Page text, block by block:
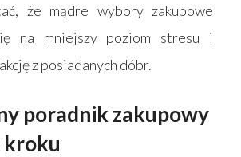
że mądre wybory zakupowe
na mniejszy poziom stresu i
z posiadanych dóbr.
poradnik zakupowy
kroku